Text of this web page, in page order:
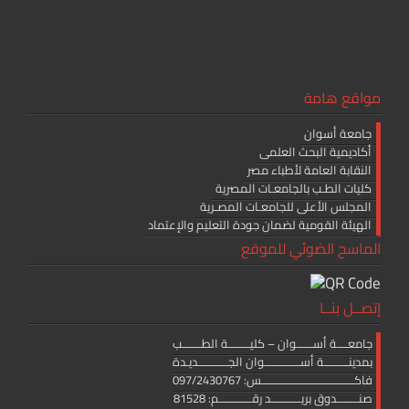
مواقع هامة
جامعة أسوان
أكاديمية البحث العلمى
النقابة العامة لأطباء مصر
كليات الطـب بالجامعـات المصرية
المجلس الأعلى للجامعـات المصـرية
الهيئة القومية لضمان جودة التعليم والإعتماد
الماسح الضوئي للموقع
إتصــل بنــا
جامعــــة أســــــوان – كليــــــــة الطـــــــب
بمدينـــــــــة أســـــــــــــوان الجـــــــــــديـدة
فاكــــــــــــــــــــــــــــــــــس: 097/2430767
صنــــــــدوق بريـــــــــــد رقــــــــــــم: 81528